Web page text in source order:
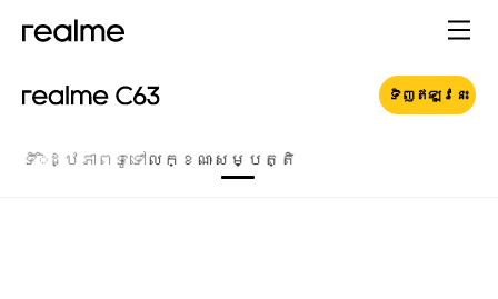
ទិិដ្ឋភាពទូទៅលក្ខណៈសម្បត្តិ
ទិញឥឡូវនេះ